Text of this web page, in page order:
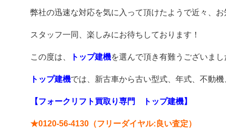
弊社の迅速な対応を気に入って頂けたようで近々、
スタッフ一同、楽しみにお待ちしております！
この度は、 トップ建機を選んで頂き有難うございまし
トップ建機では、新古車から古い型式、年式、不動
【フォークリフト買取り専門 トップ建機】
★0120-56-4130（フリーダイヤル:良い査定）